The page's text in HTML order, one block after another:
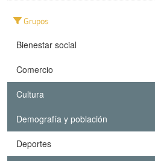
Grupos
Bienestar social
Comercio
Cultura
Demografía y población
Deportes